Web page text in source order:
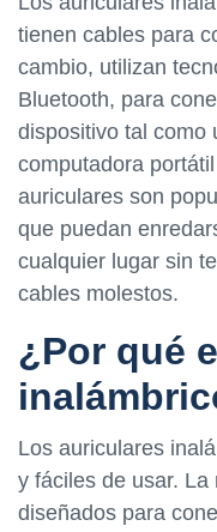
tienen cables para
cambio, utilizan
Bluetooth, para
dispositivo tal como
computadora
auriculares son
que puedan
cualquier lugar sin
cables molestos.
¿Por qué
Los auriculares
y fáciles de usar.
diseñados para